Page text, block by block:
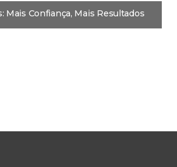
Mais Confiança, Mais Resultados